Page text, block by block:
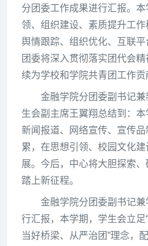
分团委工作成果进行汇报。本
领、组织建设、素质提升工作
舆情跟踪、组织优化、互联
团委将深入贯彻落实团代会
续为学校和学院共青团工作贡
金融学院分团委副书记
生会副主席王翼翔总结到： 本
新闻报道、网络宣传、宣传
累，在思想引领、校园文化
展。今后，中心将大胆探索
踏上新征程。
金融学院分团委副书记
行汇报，本学期，学生会立足
当好桥梁、从严治团”理念，